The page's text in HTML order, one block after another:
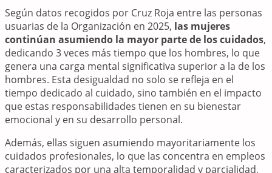
Según datos recogidos por Cruz Roja entre las personas
usuarias de la Organización en 2025, las mujeres
continúan asumiendo la mayor parte de los cuidados,
dedicando 3 veces más tiempo que los hombres, lo que
genera una carga mental significativa superior a la de los
hombres. Esta desigualdad no solo se refleja en el
tiempo dedicado al cuidado, sino también en el impacto
que estas responsabilidades tienen en su bienestar
emocional y en su desarrollo personal.
Además, ellas siguen asumiendo mayoritariamente los
cuidados profesionales, lo que las concentra en empleos
caracterizados por una alta temporalidad y parcialidad,